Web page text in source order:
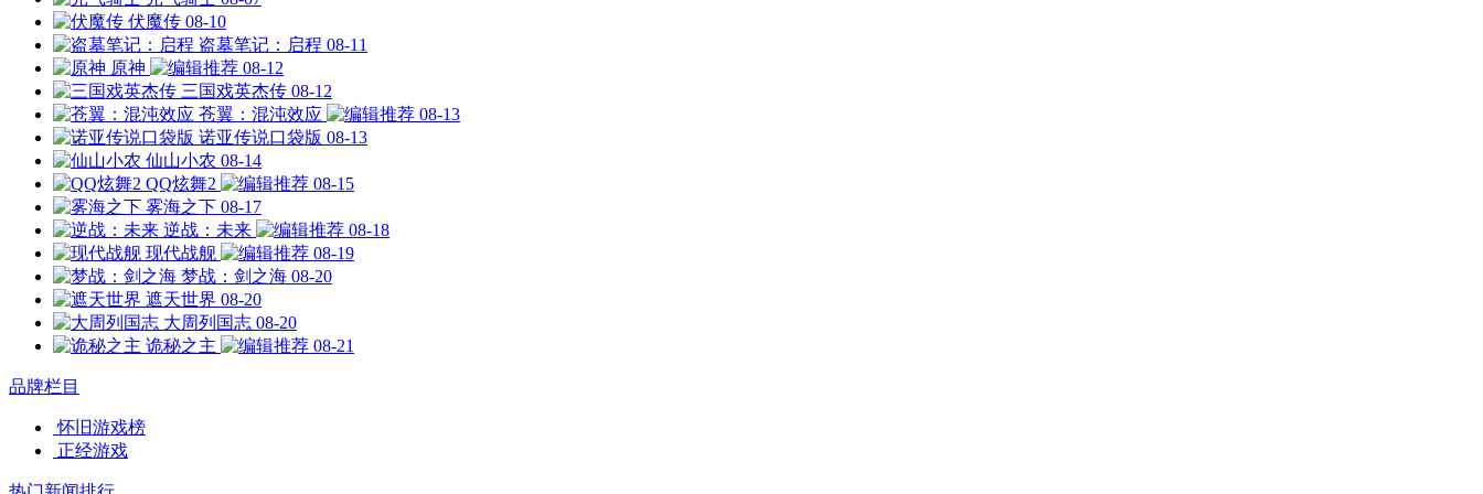
伏魔传 08-10
盗墓笔记：启程 08-11
原神
08-12
三国戏英杰传 08-12
苍翼：混沌效应
08-13
诺亚传说口袋版 08-13
仙山小农 08-14
QQ炫舞2
08-15
雾海之下 08-17
逆战：未来
08-18
现代战舰
08-19
梦战：剑之海 08-20
遮天世界 08-20
大周列国志 08-20
诡秘之主
08-21
品牌栏目
怀旧游戏榜
正经游戏